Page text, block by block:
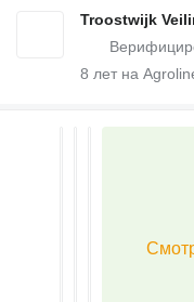
Troostwijk
8 лет на